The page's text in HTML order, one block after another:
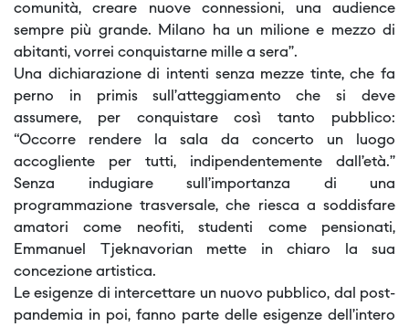
comunità, creare nuove connessioni, una audience
sempre più grande. Milano ha un milione e mezzo di
abitanti, vorrei conquistarne mille a sera”.
Una dichiarazione di intenti senza mezze tinte, che fa
perno in primis sull’atteggiamento che si deve
assumere, per conquistare così tanto pubblico:
“Occorre rendere la sala da concerto un luogo
accogliente per tutti, indipendentemente dall’età.”
Senza indugiare sull’importanza di una
programmazione trasversale, che riesca a soddisfare
amatori come neofiti, studenti come pensionati,
Emmanuel Tjeknavorian mette in chiaro la sua
concezione artistica.
Le esigenze di intercettare un nuovo pubblico, dal post-
pandemia in poi, fanno parte delle esigenze dell’intero